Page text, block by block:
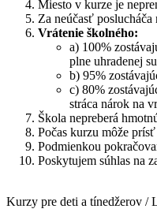
Miesto v kurze je
Za neúčasť
Vrátenie školného:
a) 100%
plne uhradenej
b) 95%
c) 80%
stráca nárok na
Škola nepreberá
Počas kurzu môže
Podmienkou
Poskytujem súhlas na
Kurzy pre deti a tínedžerov /